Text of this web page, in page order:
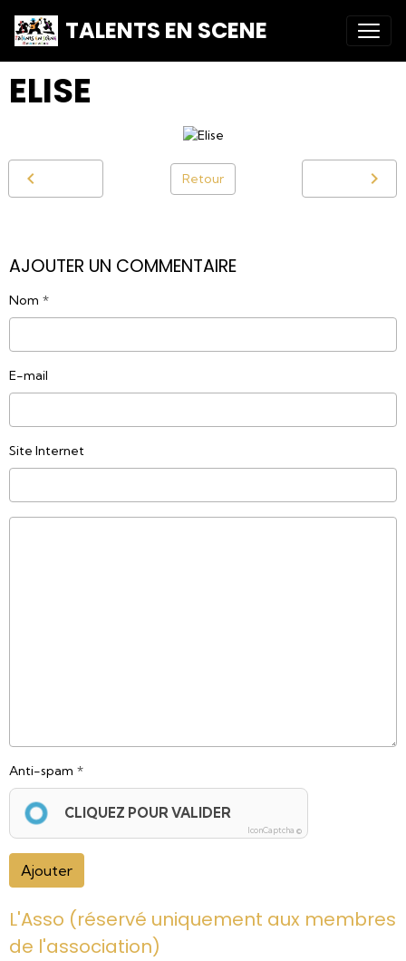
TALENTS EN SCENE
ELISE
Retour
AJOUTER UN COMMENTAIRE
Nom
E-mail
Site Internet
Anti-spam
CLIQUEZ POUR VALIDER
IconCaptcha ©
Ajouter
L'Asso (réservé uniquement aux membres
de l'association)